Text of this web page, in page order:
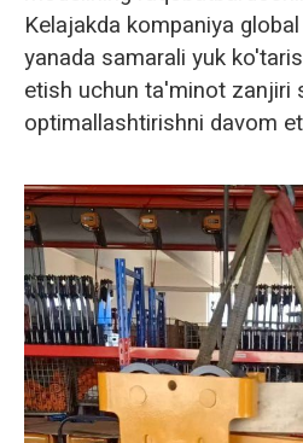
Kelajakda kompaniya
yanada samarali yuk
etish uchun ta'minot zanjiri
optimallashtirishni davom